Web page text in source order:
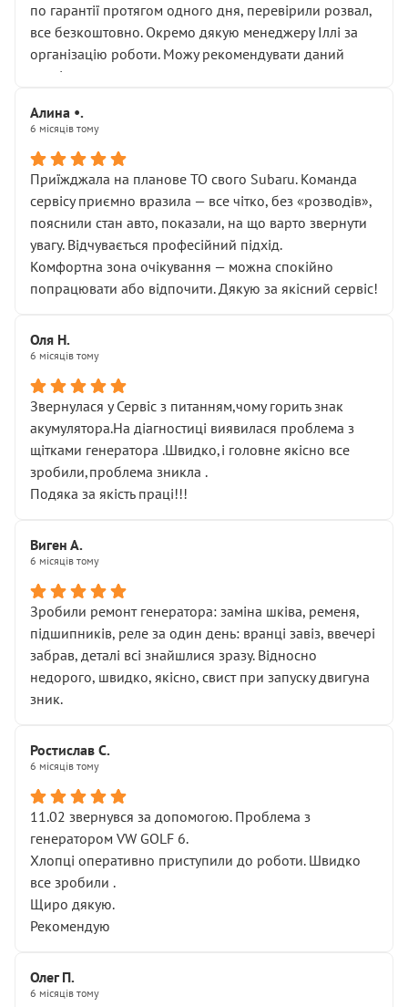
по гарантії протягом одного дня, перевірили розвал,
все безкоштовно. Окремо дякую менеджеру Іллі за
організацію роботи. Можу рекомендувати даний
сервіс.
Алина •.
6 місяців тому
Приїжджала на планове ТО свого Subaru. Команда
сервісу приємно вразила — все чітко, без «розводів»,
пояснили стан авто, показали, на що варто звернути
увагу. Відчувається професійний підхід.
Комфортна зона очікування — можна спокійно
попрацювати або відпочити. Дякую за якісний сервіс!
Оля Н.
6 місяців тому
Звернулася у Сервіс з питанням,чому горить знак
акумулятора.На діагностиці виявилася проблема з
щітками генератора .Швидко,і головне якісно все
зробили,проблема зникла .
Подяка за якість праці!!!
Виген А.
6 місяців тому
Зробили ремонт генератора: заміна шківа, ременя,
підшипників, реле за один день: вранці завіз, ввечері
забрав, деталі всі знайшлися зразу. Відносно
недорого, швидко, якісно, свист при запуску двигуна
зник.
Ростислав С.
6 місяців тому
11.02 звернувся за допомогою. Проблема з
генератором VW GOLF 6.
Хлопці оперативно приступили до роботи. Швидко
все зробили .
Щиро дякую.
Рекомендую
Олег П.
6 місяців тому